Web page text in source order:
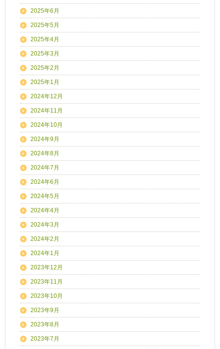
2025年6月
2025年5月
2025年4月
2025年3月
2025年2月
2025年1月
2024年12月
2024年11月
2024年10月
2024年9月
2024年8月
2024年7月
2024年6月
2024年5月
2024年4月
2024年3月
2024年2月
2024年1月
2023年12月
2023年11月
2023年10月
2023年9月
2023年8月
2023年7月